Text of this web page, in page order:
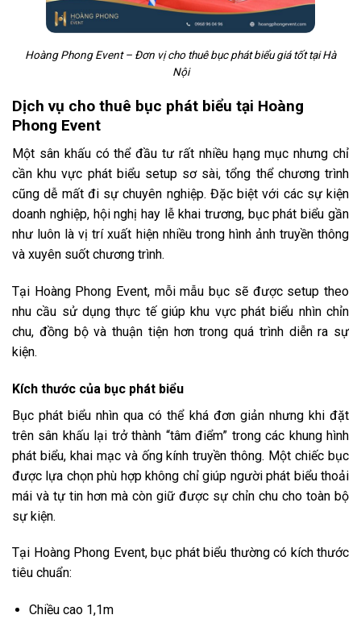
Hoàng Phong Event – Đơn vị cho thuê bục phát biểu giá tốt tại Hà
Nội
Dịch vụ cho thuê bục phát biểu tại Hoàng
Phong Event
Một sân khấu có thể đầu tư rất nhiều hạng mục nhưng chỉ
cần khu vực phát biểu setup sơ sài, tổng thể chương trình
cũng dễ mất đi sự chuyên nghiệp. Đặc biệt với các sự kiện
doanh nghiệp, hội nghị hay lễ khai trương, bục phát biểu gần
như luôn là vị trí xuất hiện nhiều trong hình ảnh truyền thông
và xuyên suốt chương trình.
Tại Hoàng Phong Event, mỗi mẫu bục sẽ được setup theo
nhu cầu sử dụng thực tế giúp khu vực phát biểu nhìn chỉn
chu, đồng bộ và thuận tiện hơn trong quá trình diễn ra sự
kiện.
Kích thước của bục phát biểu
Bục phát biểu nhìn qua có thể khá đơn giản nhưng khi đặt
trên sân khấu lại trở thành “tâm điểm” trong các khung hình
phát biểu, khai mạc và ống kính truyền thông. Một chiếc bục
được lựa chọn phù hợp không chỉ giúp người phát biểu thoải
mái và tự tin hơn mà còn giữ được sự chỉn chu cho toàn bộ
sự kiện.
Tại Hoàng Phong Event, bục phát biểu thường có kích thước
tiêu chuẩn:
Chiều cao 1,1m